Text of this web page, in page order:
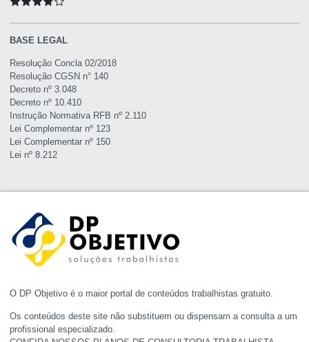
BASE LEGAL
Resolução Concla 02/2018
Resolução CGSN n° 140
Decreto nº 3.048
Decreto nº 10.410
Instrução Normativa RFB nº 2.110
Lei Complementar nº 123
Lei Complementar nº 150
Lei nº 8.212
O DP Objetivo é o maior portal de conteúdos trabalhistas gratuito.
Os conteúdos deste site não substituem ou dispensam a consulta a um
profissional especializado.